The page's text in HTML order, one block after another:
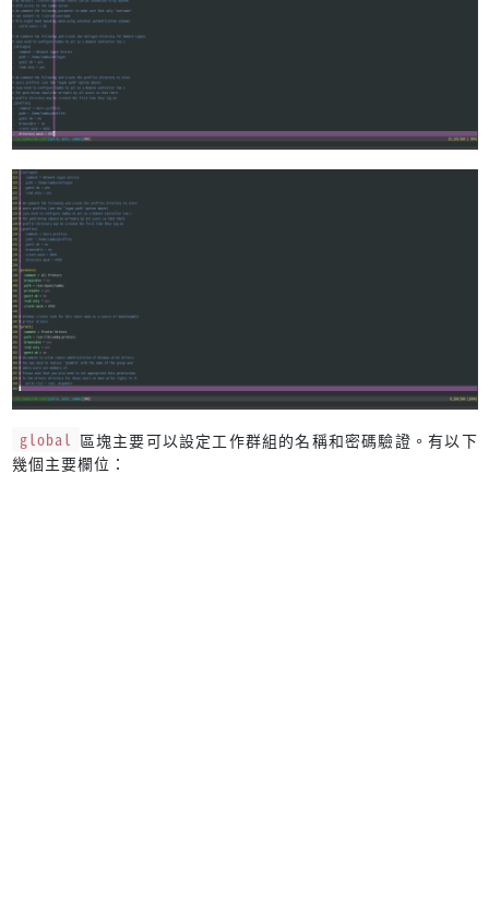
global 區塊主要可以設定工作群組的名稱和密碼驗證。有以下
幾個主要欄位：